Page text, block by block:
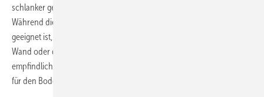
schlanker gestaltet und der freie Querschnitt vergrößert werden.
Während die Classic Line für Boden-, Wand- und Deckenmontage
geeignet ist, werden die Gitter der Design Line ausschließlich an der
Wand oder der Decke installiert. Der Glasoptik-Rahmen ist
empfindlicher gegenüber mechanischer Belastung und dadurch nicht
für den Bodeneinbau vorgesehen.